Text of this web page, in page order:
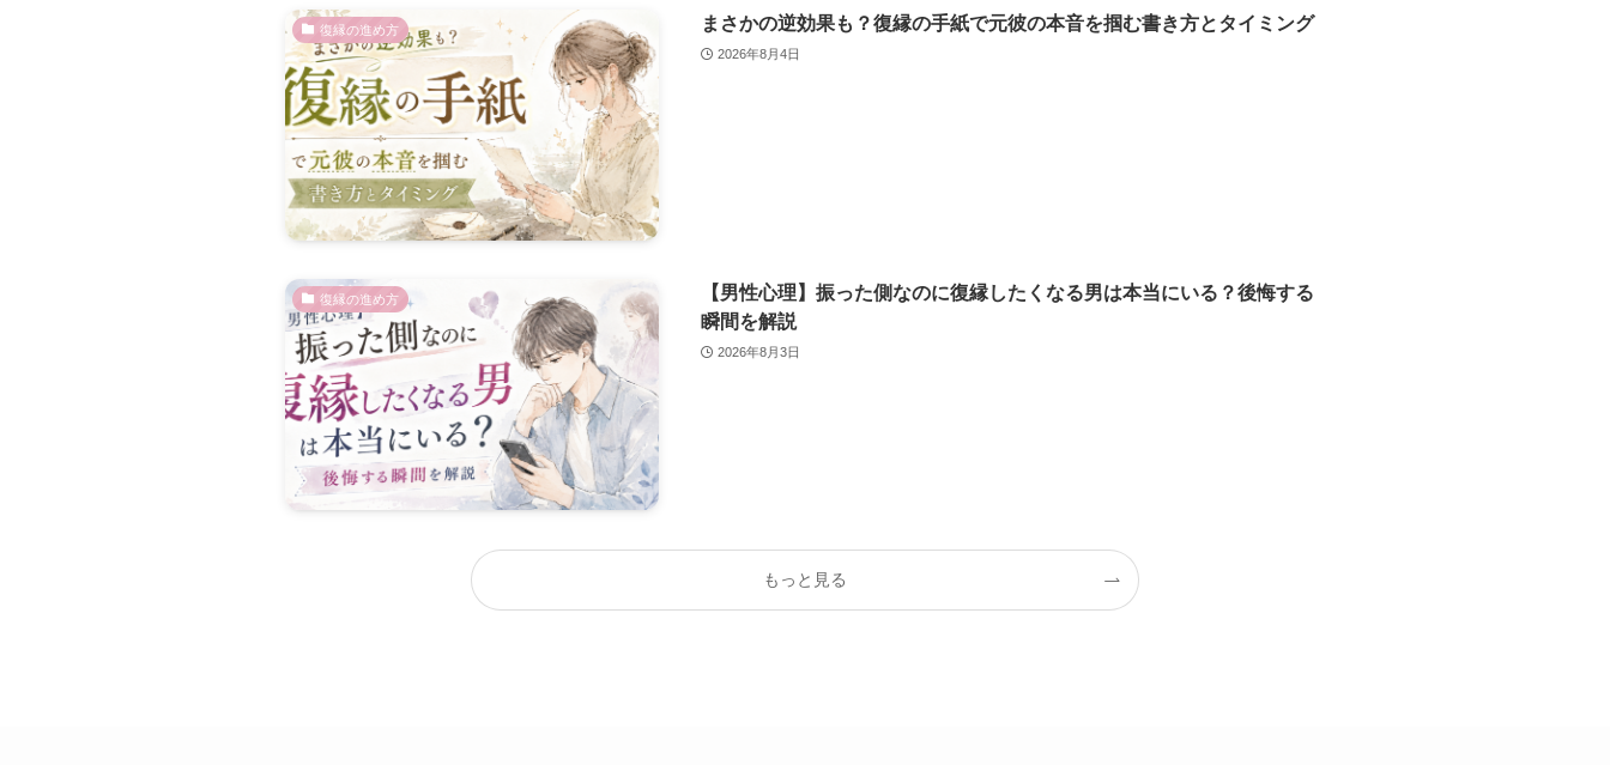
復縁の進め方 まさかの逆効果も？復縁の手紙で元彼の本音を掴む書き方とタイミング
2026年8月4日
復縁の進め方
【男性心理】振った側なのに復縁したくなる男は本当にいる？後悔する
瞬間を解説
2026年8月3日
もっと見る